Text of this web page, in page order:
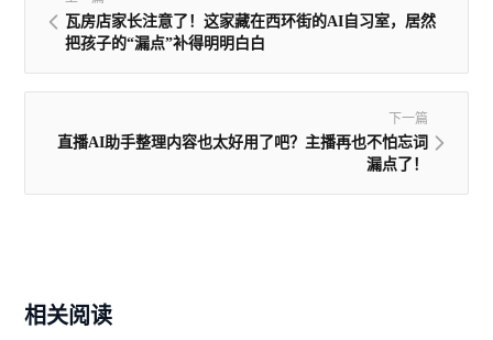
瓦房店家长注意了！这家藏在西环街的AI自习室，居然
把孩子的“漏点”补得明明白白
下一篇
直播AI助手整理内容也太好用了吧？主播再也不怕忘词
漏点了！
相关阅读